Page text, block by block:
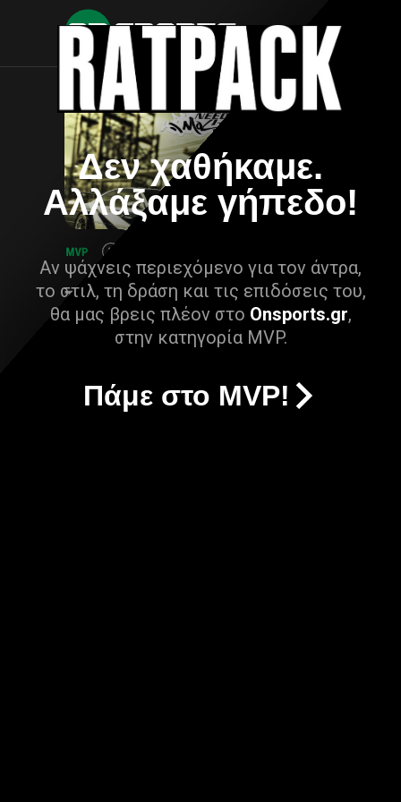
Δεν χαθήκαμε.
Αλλάξαμε γήπεδο!
Αν ψάχνεις περιεχόμενο για τον άντρα,
το στιλ, τη δράση και τις επιδόσεις του,
θα μας βρεις πλέον στο Onsports.gr,
στην κατηγορία MVP.
Πάμε στο MVP!